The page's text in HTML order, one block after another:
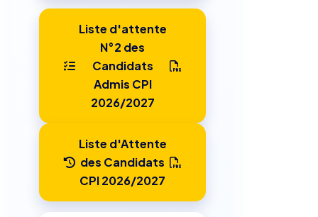
Liste d'attente
N°2 des
Candidats
Admis CPI
2026/2027
Liste d'Attente
des Candidats
CPI 2026/2027